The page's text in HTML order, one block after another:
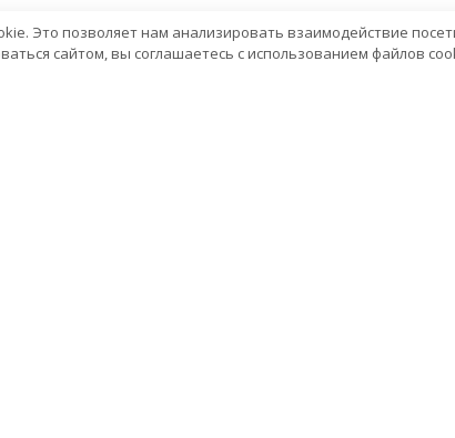
Это позволяет нам анализировать взаимодействие
сайтом, вы соглашаетесь с использованием файлов